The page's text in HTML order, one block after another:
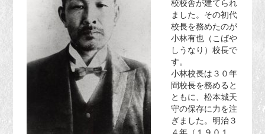
校校舎が建てられ
ました。その初代
校長を務めたのが
小林有也（こばや
しうなり）校長で
す。
小林校長は３０年
間校長を務めると
ともに、松本城天
守の保存に力を注
ぎました。明治３